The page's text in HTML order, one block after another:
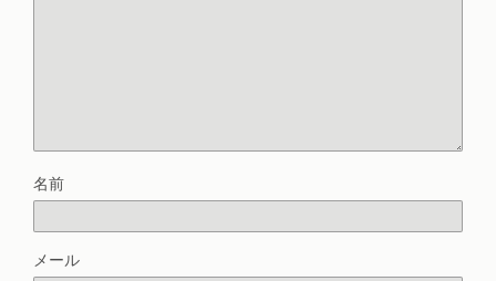
名前
メール